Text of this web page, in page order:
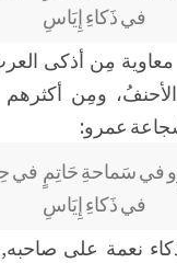
في ذَكاءِ إِيَاسِ
مِن أذكى
ومِن أكثرهم
عمرو:
في سَماحةِ حَاتِمٍ في
في ذَكاءِ إِيَاسِ
نعمة على